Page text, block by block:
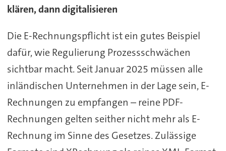
klären, dann digitalisieren
Die E-Rechnungspflicht ist ein gutes Beispiel
dafür, wie Regulierung Prozessschwächen
sichtbar macht. Seit Januar 2025 müssen alle
inländischen Unternehmen in der Lage sein, E-
Rechnungen zu empfangen – reine PDF-
Rechnungen gelten seither nicht mehr als E-
Rechnung im Sinne des Gesetzes. Zulässige